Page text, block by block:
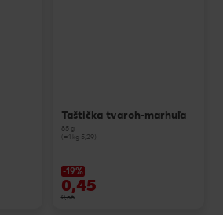
Taštička tvaroh-marhuľa
85 g
(=1 kg 5,29)
-19%
0,45
0,56